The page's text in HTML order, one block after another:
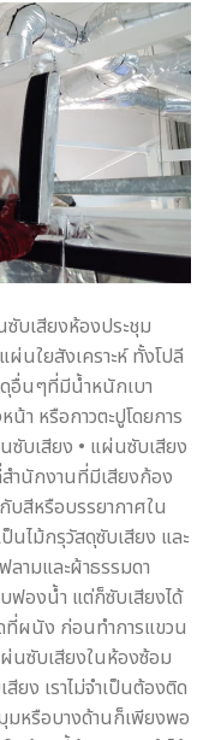
บเสียงห้องประชุม
ใยสังเคราะห์ ทั้งโปลี
ดุอื่นๆที่มีน้ำหนักเบา
า หรือกาวตะปูโดยการ
ซับเสียง • แผ่นซับเสียง
ำนักงานที่มีเสียงก้อง
สีหรือบรรยากาศใน
ไม้กรุวัสดุซับเสียง และ
ามและผ้าธรรมดา
องน้ำ แต่ก็ซับเสียงได้
ที่ผนัง ก่อนทำการแขวน
นซับเสียงในห้องซ้อม
ง เราไม่จำเป็นต้องติด
มหรือบางด้านก็เพียงพอ